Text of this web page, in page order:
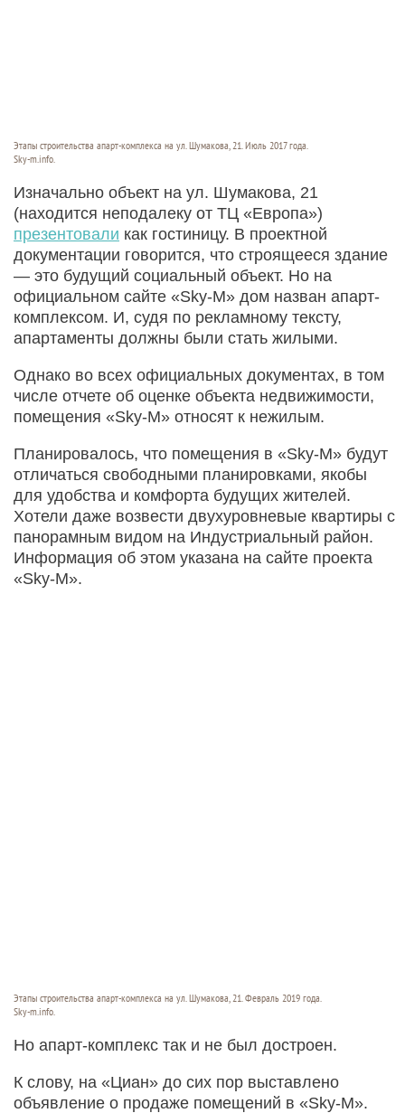
Этапы строительства апарт-комплекса на ул. Шумакова, 21. Июль 2017 года.
Sky-m.info.
Изначально объект на ул. Шумакова, 21
(находится неподалеку от ТЦ «Европа»)
презентовали как гостиницу. В проектной
документации говорится, что строящееся здание
— это будущий социальный объект. Но на
официальном сайте «Sky-M» дом назван апарт-
комплексом. И, судя по рекламному тексту,
апартаменты должны были стать жилыми.
Однако во всех официальных документах, в том
числе отчете об оценке объекта недвижимости,
помещения «Sky-M» относят к нежилым.
Планировалось, что помещения в «Sky-M» будут
отличаться свободными планировками, якобы
для удобства и комфорта будущих жителей.
Хотели даже возвести двухуровневые квартиры с
панорамным видом на Индустриальный район.
Информация об этом указана на сайте проекта
«Sky-M».
Этапы строительства апарт-комплекса на ул. Шумакова, 21. Февраль 2019 года.
Sky-m.info.
Но апарт-комплекс так и не был достроен.
К слову, на «Циан» до сих пор выставлено
объявление о продаже помещений в «Sky-M».